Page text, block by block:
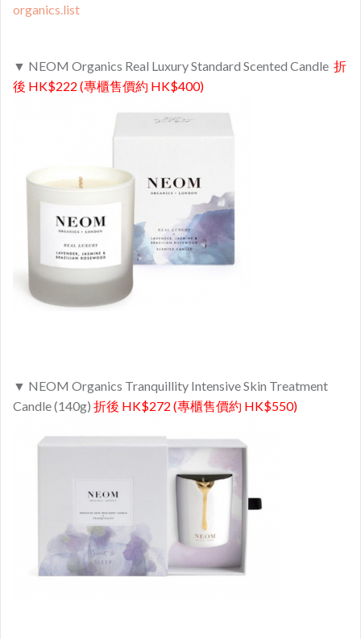
organics.list
▼ NEOM Organics Real Luxury Standard Scented Candle 折
後 HK$222 (專櫃售價約 HK$400)
▼ NEOM Organics Tranquillity Intensive Skin Treatment
Candle (140g) 折後 HK$272 (專櫃售價約 HK$550)